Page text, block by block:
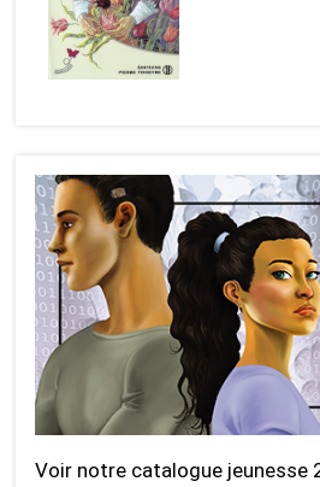
Voir notre catalogue jeunesse